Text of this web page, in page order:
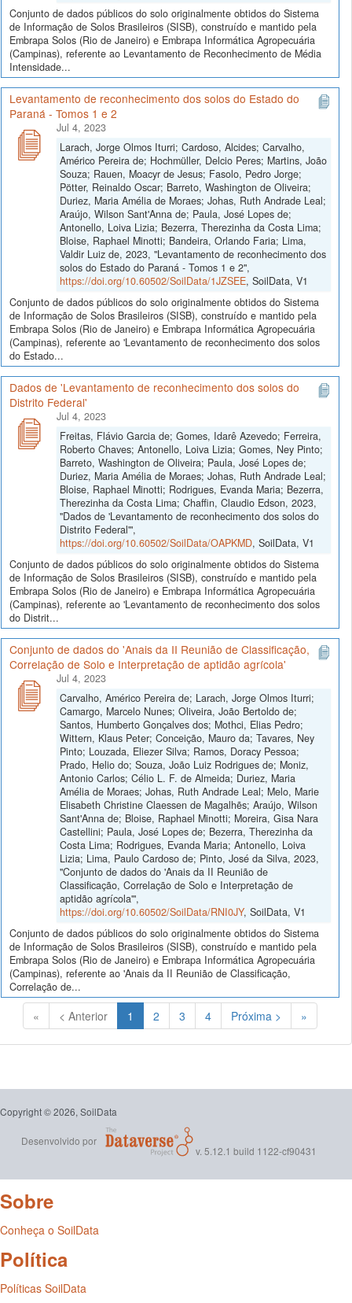
Conjunto de dados públicos do solo originalmente obtidos do Sistema
de Informação de Solos Brasileiros (SISB), construído e mantido pela
Embrapa Solos (Rio de Janeiro) e Embrapa Informática Agropecuária
(Campinas), referente ao Levantamento de Reconhecimento de Média
Intensidade...
Levantamento de reconhecimento dos solos do Estado do
Paraná - Tomos 1 e 2
Jul 4, 2023
Larach, Jorge Olmos Iturri; Cardoso, Alcides; Carvalho,
Américo Pereira de; Hochmüller, Delcio Peres; Martins, João
Souza; Rauen, Moacyr de Jesus; Fasolo, Pedro Jorge;
Pötter, Reinaldo Oscar; Barreto, Washington de Oliveira;
Duriez, Maria Amélia de Moraes; Johas, Ruth Andrade Leal;
Araújo, Wilson Sant'Anna de; Paula, José Lopes de;
Antonello, Loiva Lizia; Bezerra, Therezinha da Costa Lima;
Bloise, Raphael Minotti; Bandeira, Orlando Faria; Lima,
Valdir Luiz de, 2023, "Levantamento de reconhecimento dos
solos do Estado do Paraná - Tomos 1 e 2",
https://doi.org/10.60502/SoilData/1JZSEE, SoilData, V1
Conjunto de dados públicos do solo originalmente obtidos do Sistema
de Informação de Solos Brasileiros (SISB), construído e mantido pela
Embrapa Solos (Rio de Janeiro) e Embrapa Informática Agropecuária
(Campinas), referente ao 'Levantamento de reconhecimento dos solos
do Estado...
Dados de 'Levantamento de reconhecimento dos solos do
Distrito Federal'
Jul 4, 2023
Freitas, Flávio Garcia de; Gomes, Idarê Azevedo; Ferreira,
Roberto Chaves; Antonello, Loiva Lizia; Gomes, Ney Pinto;
Barreto, Washington de Oliveira; Paula, José Lopes de;
Duriez, Maria Amélia de Moraes; Johas, Ruth Andrade Leal;
Bloise, Raphael Minotti; Rodrigues, Evanda Maria; Bezerra,
Therezinha da Costa Lima; Chaffin, Claudio Edson, 2023,
"Dados de 'Levantamento de reconhecimento dos solos do
Distrito Federal'",
https://doi.org/10.60502/SoilData/OAPKMD, SoilData, V1
Conjunto de dados públicos do solo originalmente obtidos do Sistema
de Informação de Solos Brasileiros (SISB), construído e mantido pela
Embrapa Solos (Rio de Janeiro) e Embrapa Informática Agropecuária
(Campinas), referente ao 'Levantamento de reconhecimento dos solos
do Distrit...
Conjunto de dados do 'Anais da II Reunião de Classificação,
Correlação de Solo e Interpretação de aptidão agrícola'
Jul 4, 2023
Carvalho, Américo Pereira de; Larach, Jorge Olmos Iturri;
Camargo, Marcelo Nunes; Oliveira, João Bertoldo de;
Santos, Humberto Gonçalves dos; Mothci, Elias Pedro;
Wittern, Klaus Peter; Conceição, Mauro da; Tavares, Ney
Pinto; Louzada, Eliezer Silva; Ramos, Doracy Pessoa;
Prado, Helio do; Souza, João Luiz Rodrigues de; Moniz,
Antonio Carlos; Célio L. F. de Almeida; Duriez, Maria
Amélia de Moraes; Johas, Ruth Andrade Leal; Melo, Marie
Elisabeth Christine Claessen de Magalhẽs; Araújo, Wilson
Sant'Anna de; Bloise, Raphael Minotti; Moreira, Gisa Nara
Castellini; Paula, José Lopes de; Bezerra, Therezinha da
Costa Lima; Rodrigues, Evanda Maria; Antonello, Loiva
Lizia; Lima, Paulo Cardoso de; Pinto, José da Silva, 2023,
"Conjunto de dados do 'Anais da II Reunião de
Classificação, Correlação de Solo e Interpretação de
aptidão agrícola'",
https://doi.org/10.60502/SoilData/RNI0JY, SoilData, V1
Conjunto de dados públicos do solo originalmente obtidos do Sistema
de Informação de Solos Brasileiros (SISB), construído e mantido pela
Embrapa Solos (Rio de Janeiro) e Embrapa Informática Agropecuária
(Campinas), referente ao 'Anais da II Reunião de Classificação,
Correlação de...
« < Anterior 1 (Atual)
2 3 4 Próxima > »
Copyright © 2026, SoilData
Desenvolvido por
v. 5.12.1 build 1122-cf90431
Sobre
Conheça o SoilData
Política
Políticas SoilData